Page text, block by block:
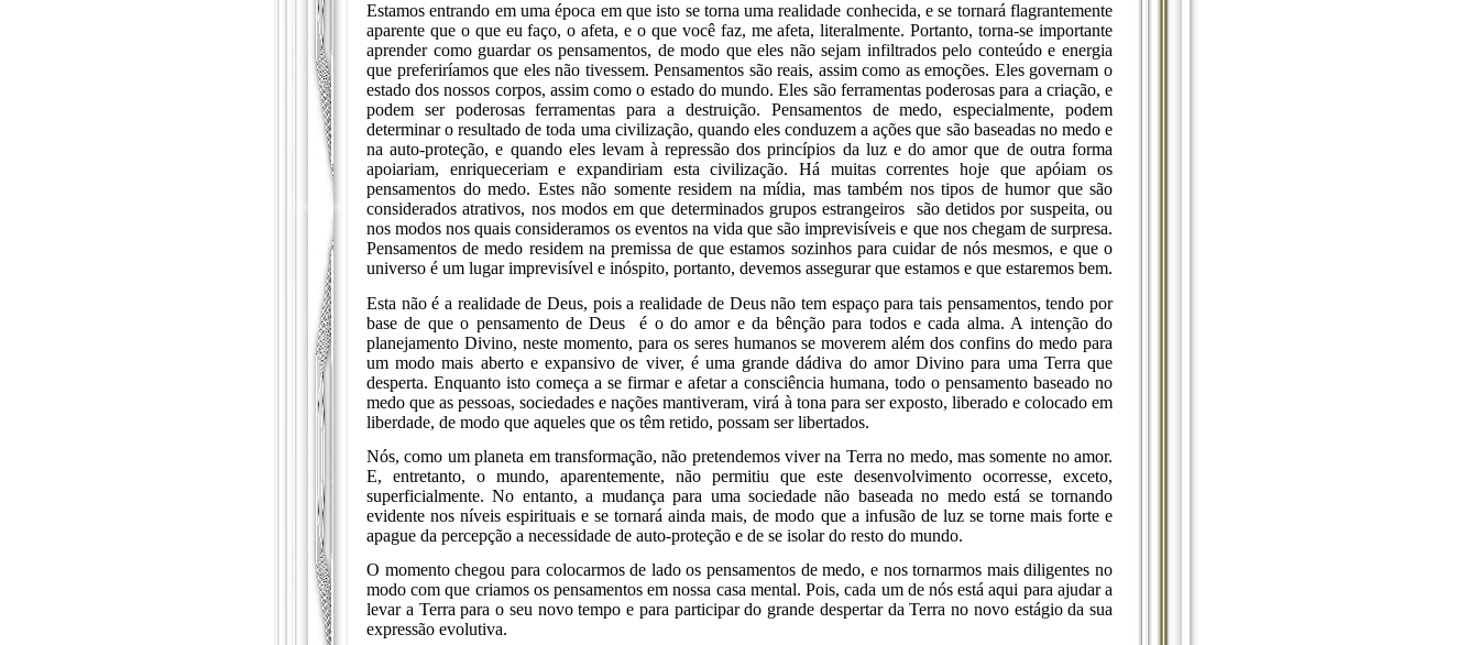
Estamos entrando em uma época em que isto se torna uma realidade conhecida, e se tornará flagrantemente
aparente que o que eu faço, o afeta, e o que você faz, me afeta, literalmente. Portanto, torna-se importante
aprender como guardar os pensamentos, de modo que eles não sejam infiltrados pelo conteúdo e energia
que preferiríamos que eles não tivessem. Pensamentos são reais, assim como as emoções. Eles governam o
estado dos nossos corpos, assim como o estado do mundo. Eles são ferramentas poderosas para a criação, e
podem ser poderosas ferramentas para a destruição. Pensamentos de medo, especialmente, podem
determinar o resultado de toda uma civilização, quando eles conduzem a ações que são baseadas no medo e
na auto-proteção, e quando eles levam à repressão dos princípios da luz e do amor que de outra forma
apoiariam, enriqueceriam e expandiriam esta civilização. Há muitas correntes hoje que apóiam os
pensamentos do medo. Estes não somente residem na mídia, mas também nos tipos de humor que são
considerados atrativos, nos modos em que determinados grupos estrangeiros são detidos por suspeita, ou
nos modos nos quais consideramos os eventos na vida que são imprevisíveis e que nos chegam de surpresa.
Pensamentos de medo residem na premissa de que estamos sozinhos para cuidar de nós mesmos, e que o
universo é um lugar imprevisível e inóspito, portanto, devemos assegurar que estamos e que estaremos bem.
Esta não é a realidade de Deus, pois a realidade de Deus não tem espaço para tais pensamentos, tendo por
base de que o pensamento de Deus é o do amor e da bênção para todos e cada alma. A intenção do
planejamento Divino, neste momento, para os seres humanos se moverem além dos confins do medo para
um modo mais aberto e expansivo de viver, é uma grande dádiva do amor Divino para uma Terra que
desperta. Enquanto isto começa a se firmar e afetar a consciência humana, todo o pensamento baseado no
medo que as pessoas, sociedades e nações mantiveram, virá à tona para ser exposto, liberado e colocado em
liberdade, de modo que aqueles que os têm retido, possam ser libertados.
Nós, como um planeta em transformação, não pretendemos viver na Terra no medo, mas somente no amor.
E, entretanto, o mundo, aparentemente, não permitiu que este desenvolvimento ocorresse, exceto,
superficialmente. No entanto, a mudança para uma sociedade não baseada no medo está se tornando
evidente nos níveis espirituais e se tornará ainda mais, de modo que a infusão de luz se torne mais forte e
apague da percepção a necessidade de auto-proteção e de se isolar do resto do mundo.
O momento chegou para colocarmos de lado os pensamentos de medo, e nos tornarmos mais diligentes no
modo com que criamos os pensamentos em nossa casa mental. Pois, cada um de nós está aqui para ajudar a
levar a Terra para o seu novo tempo e para participar do grande despertar da Terra no novo estágio da sua
expressão evolutiva.